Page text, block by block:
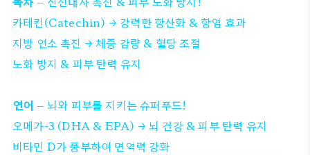
카테킨(Catechin) → 강력한 항산화 & 항염 효과
지방 연소 촉진 → 체중 감량 & 혈당 조절
노화 방지 & 피부 탄력 유지
연어 – 뇌와 피부를 지키는 슈퍼푸드!
오메가-3 (DHA & EPA) → 뇌 건강 & 피부 탄력 유지
비타민 D가 풍부하여 면역력 강화